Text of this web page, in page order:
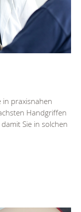
in praxisnahen
Handgriffen
Sie in solchen